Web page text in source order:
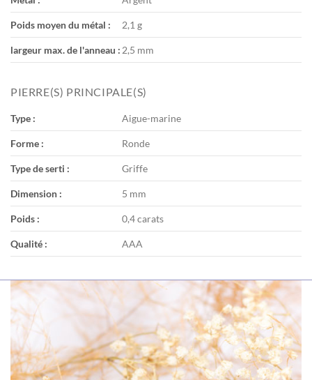
Poids moyen du métal : 2,1 g
largeur max. de l'anneau : 2,5 mm
PIERRE(S) PRINCIPALE(S)
Type : Aigue-marine
Forme : Ronde
Type de serti : Griffe
Dimension : 5 mm
Poids : 0,4 carats
Qualité : AAA